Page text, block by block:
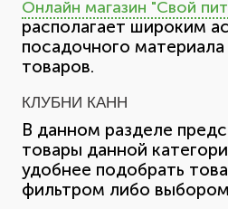
Онлайн магазин "Свой
располагает широким
посадочного
товаров.
КЛУБНИ КАНН
В данном разделе
товары данной
удобнее подобрать
фильтром либо